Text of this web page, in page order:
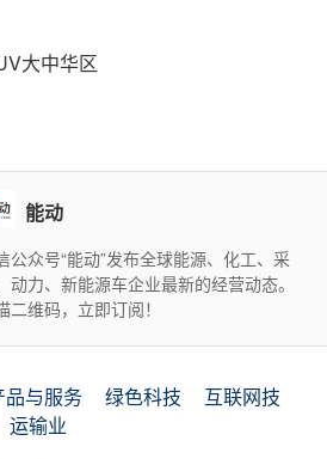
大中华区
能动
公众号“能动”发布全球能源、化工、采
动力、新能源车企业最新的经营动态。
二维码，立即订阅！
品与服务 绿色科技
互联网技
运输业